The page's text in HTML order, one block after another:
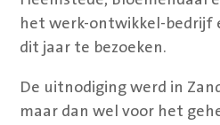
het werk-ontwikkel-bedrijf
dit jaar te bezoeken.
De uitnodiging werd in
maar dan wel voor het